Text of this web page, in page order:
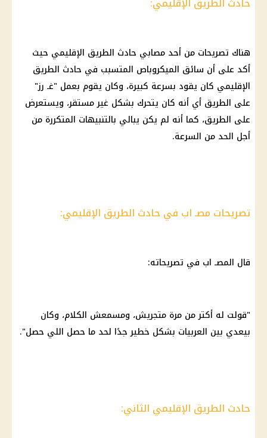
هناك تصريحات من أحد مصابي حادث الطريق الإقليمي حيث
أكد على أن سائق الميكروباص المتسبب في حادث الطريق
الإقليمي كان يقود بسرعة كبيرة، وكان يقوم بعمل "غـ رز"
على الطريق أي أنه كان يتحرك بشكل غير مستقر، ويستعرض
على الطريق، كما أنه لم يكن يبالي بالتنبيهات المتكررة من
أجل الحد من السرعة.
تصريحات مصـ اب في حادث الطريق الإقليمي:
قال المصـ اب في تصريحاته:
"قولت له أكتر من مرة متجريش، ومسمعش الكلام، وكان
بيعدي بين العربيات بشكل خطير جدًا لحد ما حصل اللي حصل".
حادث الطريق الإقليمي الثاني: